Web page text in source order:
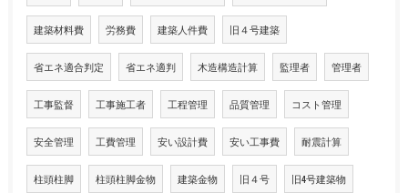
建築材料費 労務費 建築人件費 旧４号建築
省エネ適合判定 省エネ適判 木造構造計算 監理者 管理者
工事監督 工事施工者 工程管理 品質管理 コスト管理
安全管理 工費管理 安い設計費 安い工事費 耐震計算
柱頭柱脚 柱頭柱脚金物 建築金物 旧４号 旧4号建築物